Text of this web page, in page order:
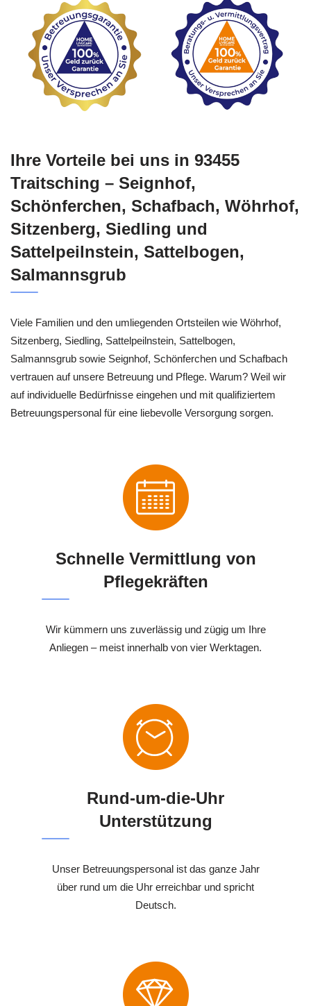
Ihre Vorteile bei uns in 93455
Traitsching – Seignhof,
Schönferchen, Schafbach, Wöhrhof,
Sitzenberg, Siedling und
Sattelpeilnstein, Sattelbogen,
Salmannsgrub
Viele Familien und den umliegenden Ortsteilen wie Wöhrhof,
Sitzenberg, Siedling, Sattelpeilnstein, Sattelbogen,
Salmannsgrub sowie Seignhof, Schönferchen und Schafbach
vertrauen auf unsere Betreuung und Pflege. Warum? Weil wir
auf individuelle Bedürfnisse eingehen und mit qualifiziertem
Betreuungspersonal für eine liebevolle Versorgung sorgen.
Schnelle Vermittlung von
Pflegekräften
Wir kümmern uns zuverlässig und zügig um Ihre
Anliegen – meist innerhalb von vier Werktagen.
Rund-um-die-Uhr
Unterstützung
Unser Betreuungspersonal ist das ganze Jahr
über rund um die Uhr erreichbar und spricht
Deutsch.